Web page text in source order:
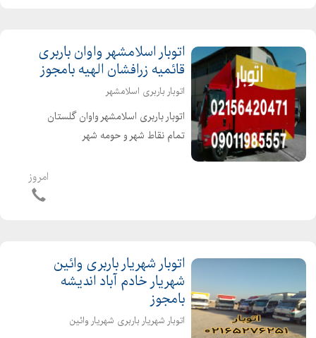
اتوبار اسلامشهر واوان باربری
قائمیه زرافشان الهیه بامجوز
اتوبار باربری اسلامشهر
️اتوبار باربری اسلامشهر واوان گلستان
تمام نقاط شهر و حومه شهر️
۰۹۰۱۱۹۶۳۳۳۴️ ۰۹۹۰۹۲۷۹۹۰۵▶️ ️متخصص
امروز
اتوبار شهریار باربری وائین
شهریار خادم آباد اندیشه
بامجوز
اتوبار شهریار باربری شهریار وائین